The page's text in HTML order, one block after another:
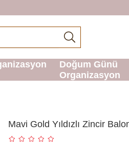
Doğum Günü
Organizasyon
Mavi Gold Yıldızlı Zincir